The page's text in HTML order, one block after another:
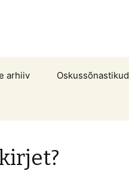
arhiiv Oskussõnastikud